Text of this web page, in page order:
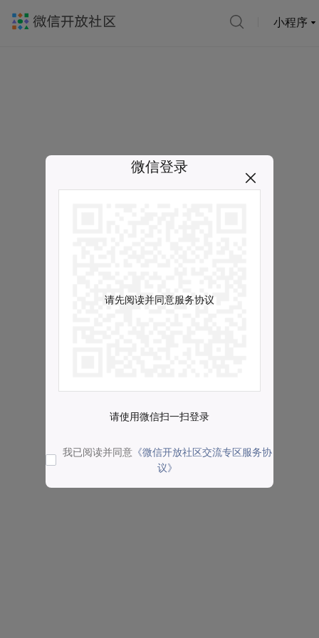
小程序
微信登录
请先阅读并同意服务协议
请使用微信扫一扫登录
我已阅读并同意 《微信开放社区交流专区服务协
议》